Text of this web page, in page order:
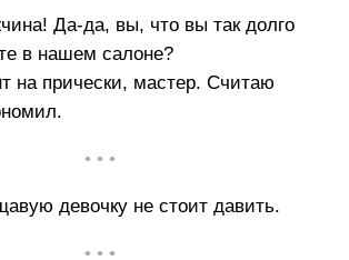
Да-да, вы, что вы так долго
в нашем салоне?
на прически, мастер. Считаю
• • •
девочку не стоит давить.
• • •